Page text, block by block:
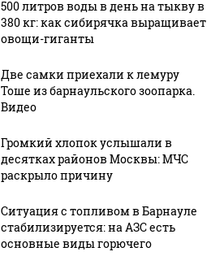
500 литров воды в день на тыкву в
380 кг: как сибирячка выращивает
овощи-гиганты
Две самки приехали к лемуру
Тоше из барнаульского зоопарка.
Видео
Громкий хлопок услышали в
десятках районов Москвы: МЧС
раскрыло причину
Ситуация с топливом в Барнауле
стабилизируется: на АЗС есть
основные виды горючего